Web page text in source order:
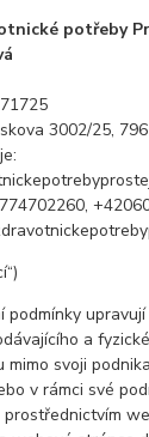
potřeby
3002/
podmínky
a
mimo svoji
v rámci své
prostřednictvím